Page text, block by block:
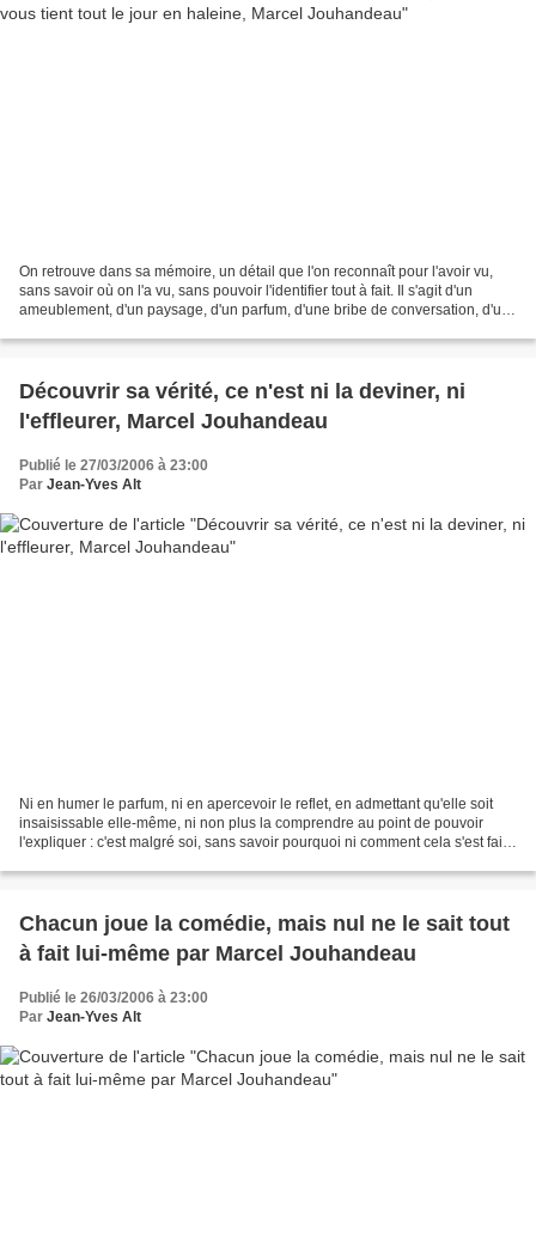
On retrouve dans sa mémoire, un détail que l'on reconnaît pour l'avoir vu,
sans savoir où on l'a vu, sans pouvoir l'identifier tout à fait. Il s'agit d'un
ameublement, d'un paysage, d'un parfum, d'une bribe de conversation, d'un
Découvrir sa vérité, ce n'est ni la deviner, ni
l'effleurer, Marcel Jouhandeau
Publié le 27/03/2006 à 23:00
Par Jean-Yves Alt
Ni en humer le parfum, ni en apercevoir le reflet, en admettant qu'elle soit
insaisissable elle-même, ni non plus la comprendre au point de pouvoir
l'expliquer : c'est malgré soi, sans savoir pourquoi ni comment cela s'est fait,
Chacun joue la comédie, mais nul ne le sait tout
à fait lui-même par Marcel Jouhandeau
Publié le 26/03/2006 à 23:00
Par Jean-Yves Alt